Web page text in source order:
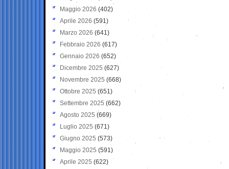
Maggio 2026 (402)
Aprile 2026 (591)
Marzo 2026 (641)
Febbraio 2026 (617)
Gennaio 2026 (652)
Dicembre 2025 (627)
Novembre 2025 (668)
Ottobre 2025 (651)
Settembre 2025 (662)
Agosto 2025 (669)
Luglio 2025 (671)
Giugno 2025 (573)
Maggio 2025 (591)
Aprile 2025 (622)